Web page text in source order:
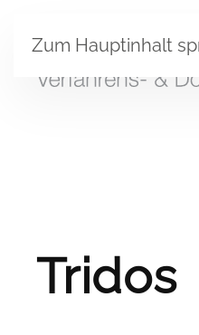
Zum Hauptinhalt
Tridos